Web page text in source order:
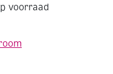
voorraad